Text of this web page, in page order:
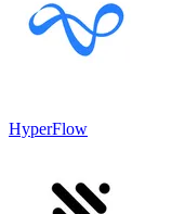
HyperFlow